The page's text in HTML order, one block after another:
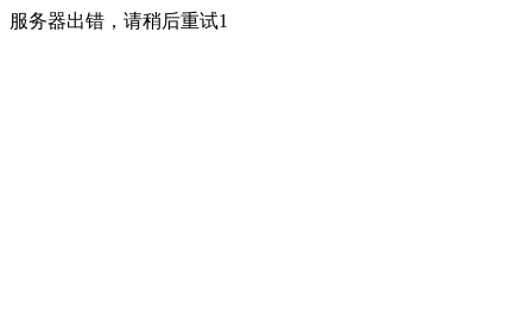
服务器出错，请稍后重试1